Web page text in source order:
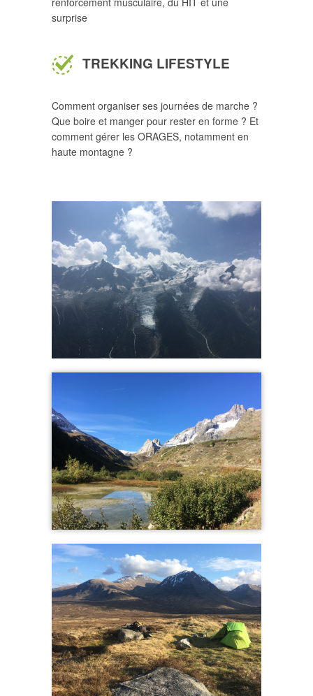
surprise
TREKKING LIFESTYLE
Comment organiser ses journées de marche ?
Que boire et manger pour rester en forme ? Et
comment gérer les ORAGES, notamment en
haute montagne ?